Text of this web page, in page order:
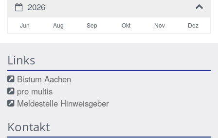
2026
Jun Aug Sep Okt Nov Dez
Links
Bistum Aachen
pro multis
Meldestelle Hinweisgeber
Kontakt